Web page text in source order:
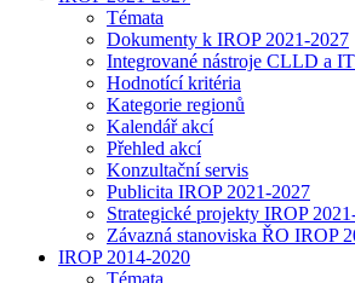
Témata
Dokumenty k IROP 2021-2027
Integrované nástroje CLLD a
Hodnotící kritéria
Kategorie regionů
Kalendář akcí
Přehled akcí
Konzultační servis
Publicita IROP 2021-2027
Strategické projekty IROP
Závazná stanoviska ŘO IROP
IROP 2014-2020
Témata